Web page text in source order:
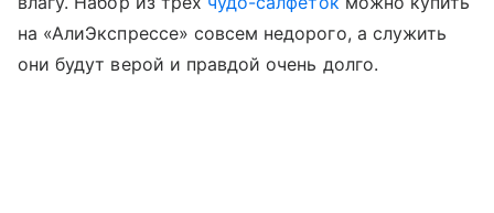
на «АлиЭкспрессе» совсем недорого, а служить
они будут верой и правдой очень долго.